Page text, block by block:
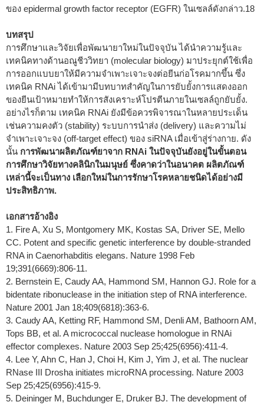
ของ epidermal growth factor receptor (EGFR) ในเซลล์ดังกล่าว.18
บทสรุป
การศึกษาและวิจัยเพื่อพัฒนายาใหม่ในปัจจุบัน ได้นำความรู้และ
เทคนิคทางด้านอณูชีววิทยา (molecular biology) มาประยุกต์ใช้เพื่อ
การออกแบบยาให้มีความจำเพาะเจาะจงต่อยีนก่อโรคมากขึ้น ซึ่ง
เทคนิค RNAi ได้เข้ามามีบทบาทสำคัญในการยับยั้งการแสดงออก
ของยีนเป้าหมายทำให้การสังเคราะห์โปรตีนภายในเซลล์ถูกยับยั้ง.
อย่างไรก็ตาม เทคนิค RNAi ยังมีข้อควรพิจารณาในหลายประเด็น
เช่นความคงตัว (stability) ระบบการนำส่ง (delivery) และความไม่
จำเพาะเจาะจง (off-target effect) ของ siRNA เมื่อเข้าสู่ร่างกาย. ดัง
นั้น การพัฒนาผลิตภัณฑ์ยาจาก RNAi ในปัจจุบันยังอยู่ในขั้นตอน
การศึกษาวิจัยทางคลินิกในมนุษย์ ซึ่งคาดว่าในอนาคต ผลิตภัณฑ์
เหล่านี้จะเป็นทาง เลือกใหม่ในการรักษาโรคหลายชนิดได้อย่างมี
ประสิทธิภาพ.
เอกสารอ้างอิง
1. Fire A, Xu S, Montgomery MK, Kostas SA, Driver SE, Mello
CC. Potent and specific genetic interference by double-stranded
RNA in Caenorhabditis elegans. Nature 1998 Feb
19;391(6669):806-11.
2. Bernstein E, Caudy AA, Hammond SM, Hannon GJ. Role for a
bidentate ribonuclease in the initiation step of RNA interference.
Nature 2001 Jan 18;409(6818):363-6.
3. Caudy AA, Ketting RF, Hammond SM, Denli AM, Bathoorn AM,
Tops BB, et al. A micrococcal nuclease homologue in RNAi
effector complexes. Nature 2003 Sep 25;425(6956):411-4.
4. Lee Y, Ahn C, Han J, Choi H, Kim J, Yim J, et al. The nuclear
RNase III Drosha initiates microRNA processing. Nature 2003
Sep 25;425(6956):415-9.
5. Deininger M, Buchdunger E, Druker BJ. The development of